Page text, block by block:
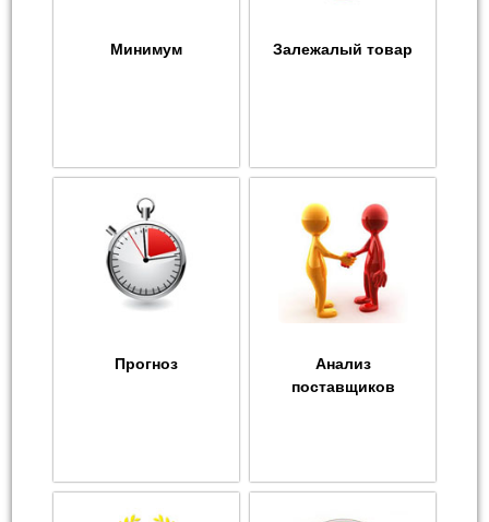
Минимум Залежалый товар
Прогноз
Анализ
поставщиков